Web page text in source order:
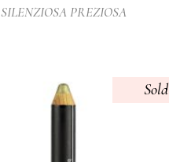
SILENZIOSA PREZIOSA
Sold